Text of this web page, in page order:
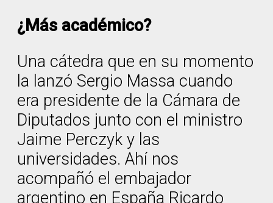
¿Más académico?
Una cátedra que en su momento
la lanzó Sergio Massa cuando
era presidente de la Cámara de
Diputados junto con el ministro
Jaime Perczyk y las
universidades. Ahí nos
acompañó el embajador
argentino en España Ricardo